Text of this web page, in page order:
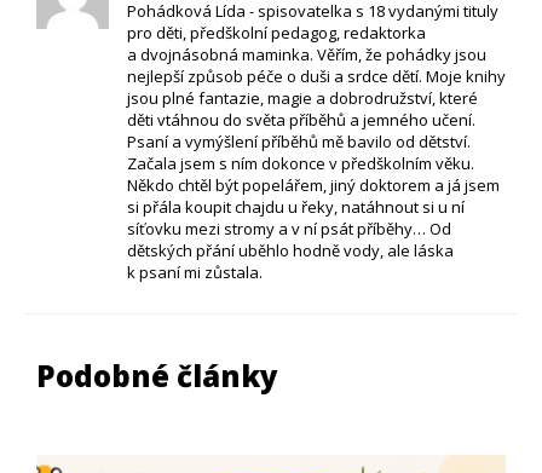
Pohádková Lída - spisovatelka s 18 vydanými tituly
pro děti, předškolní pedagog, redaktorka
a dvojnásobná maminka. Věřím, že pohádky jsou
nejlepší způsob péče o duši a srdce dětí. Moje knihy
jsou plné fantazie, magie a dobrodružství, které
děti vtáhnou do světa příběhů a jemného učení.
Psaní a vymýšlení příběhů mě bavilo od dětství.
Začala jsem s ním dokonce v předškolním věku.
Někdo chtěl být popelářem, jiný doktorem a já jsem
si přála koupit chajdu u řeky, natáhnout si u ní
síťovku mezi stromy a v ní psát příběhy… Od
dětských přání uběhlo hodně vody, ale láska
k psaní mi zůstala.
Podobné články